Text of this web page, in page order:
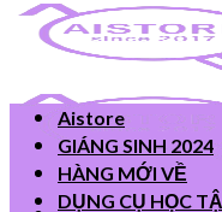
Aistore
GIÁNG SINH 2024
HÀNG MỚI VỀ
DỤNG CỤ HỌC